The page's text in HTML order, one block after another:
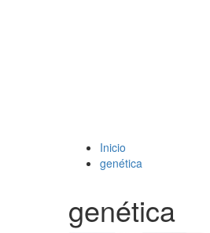
Inicio
genética
genética